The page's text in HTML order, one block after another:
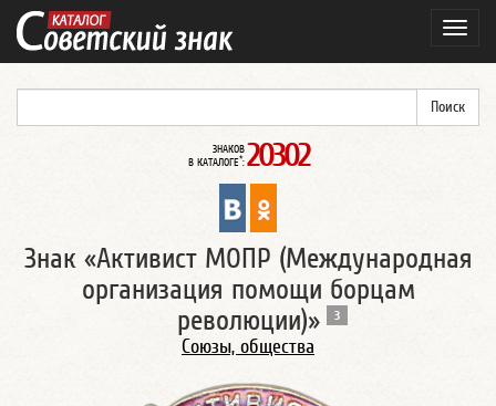
ЗНАКОВ
В КАТАЛОГЕ*: 20302
Знак «Активист МОПР (Международная
организация помощи борцам
революции)»
3
Союзы, общества